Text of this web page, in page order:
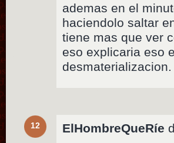
ademas en el
haciendolo saltar
tiene mas que ver
eso explicaria eso
desmaterializacion.
12 ElHombreQueRíe